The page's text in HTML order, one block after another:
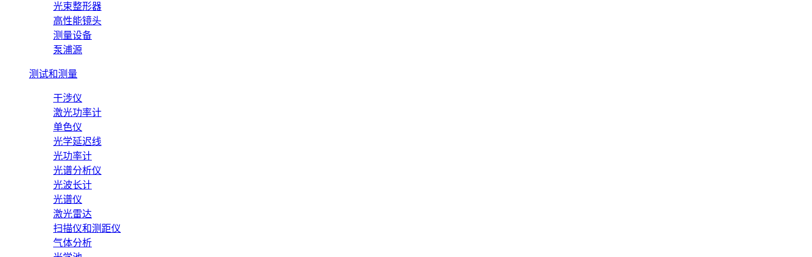
光束整形器
高性能镜头
测量设备
泵浦源
测试和测量
干涉仪
激光功率计
单色仪
光学延迟线
光功率计
光谱分析仪
光波长计
光谱仪
激光雷达
扫描仪和测距仪
气体分析